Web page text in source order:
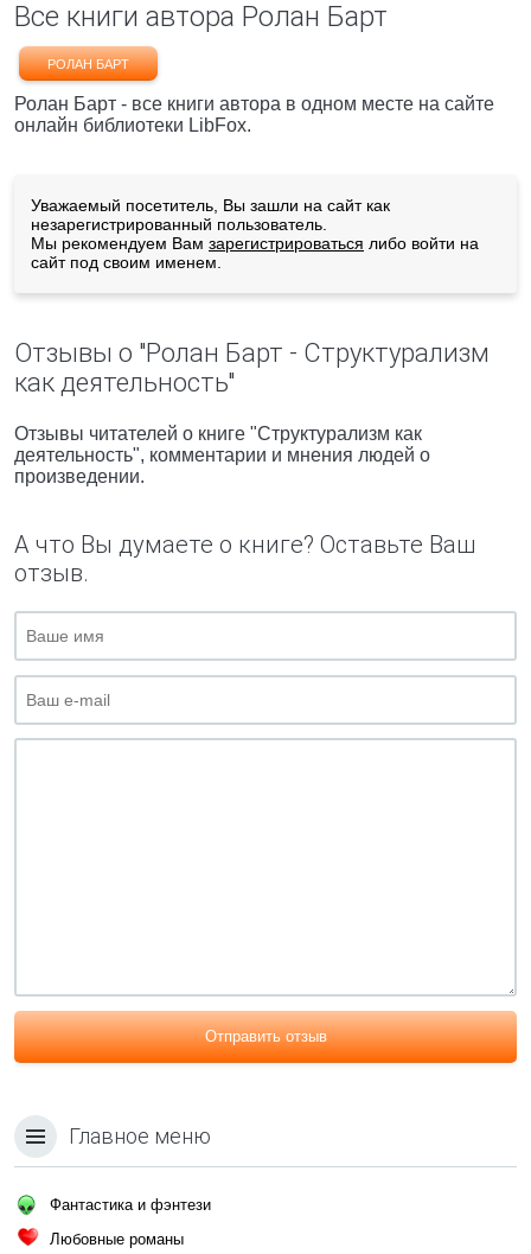
Все книги автора Ролан Барт
РОЛАН БАРТ
Ролан Барт - все книги автора в одном месте на сайте
онлайн библиотеки LibFox.
Уважаемый посетитель, Вы зашли на сайт как
незарегистрированный пользователь.
Мы рекомендуем Вам зарегистрироваться либо войти на
сайт под своим именем.
Отзывы о "Ролан Барт - Структурализм
как деятельность"
Отзывы читателей о книге "Структурализм как
деятельность", комментарии и мнения людей о
произведении.
А что Вы думаете о книге? Оставьте Ваш
отзыв.
Отправить отзыв
Главное меню
Фантастика и фэнтези
Любовные романы